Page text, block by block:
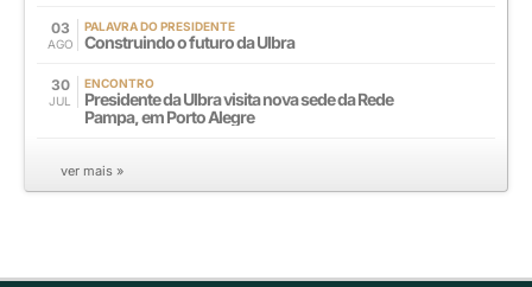
03
AGO
PALAVRA DO PRESIDENTE
Construindo o futuro da Ulbra
30
JUL
ENCONTRO
Presidente da Ulbra visita nova sede da Rede
Pampa, em Porto Alegre
ver mais »